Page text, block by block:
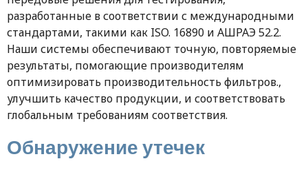
разработанные в соответствии с международными
стандартами, такими как ISO. 16890 и АШРАЭ 52.2.
Наши системы обеспечивают точную, повторяемые
результаты, помогающие производителям
оптимизировать производительность фильтров.,
улучшить качество продукции, и соответствовать
глобальным требованиям соответствия.
Обнаружение утечек